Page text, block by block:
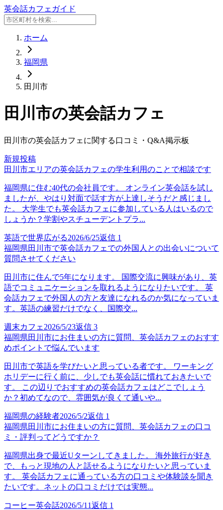
英会話カフェガイド
ホーム
福岡県
田川市
田川市の英会話カフェ
田川市の英会話カフェに関する口コミ・Q&A掲示板
新規投稿
田川市エリアの英会話カフェの学生利用のことで相談です
福岡県に住む40代の会社員です。 オンライン英会話を試し
ましたが、やはり対面で話す方が上達しそうだと感じまし
た。 大学生でも英会話カフェに参加している人はいるので
しょうか？学割やスチューデントプラ...
英語で世界広がる2026/6/25返信 1
福岡県田川市で英会話カフェでの外国人との出会いについて
質問させてください
田川市に住んで5年になります。 国際交流に興味があり、英
語でコミュニケーションを取れるようになりたいです。 英
会話カフェで外国人の方と友達になれるのか気になっていま
す。英語の練習だけでなく、国際交...
週末カフェ 2026/5/23返信 3
福岡県田川市にお住まいの方に質問、英会話カフェのおすす
めポイントで悩んでいます
田川市で英語を学びたいと思っている者です。 ワーキング
ホリデーに行く前に、少しでも英会話に慣れておきたいで
す。 この辺りでおすすめの英会話カフェはどこでしょう
か？初めてなので、雰囲気が良くて通いや...
福岡県の経験者2026/5/2返信 1
福岡県田川市にお住まいの方に質問、英会話カフェの口コ
ミ・評判ってどうですか？
福岡県出身で最近Uターンしてきました。 海外旅行が好き
で、もっと現地の人と話せるようになりたいと思っていま
す。 英会話カフェに通っている方の口コミや体験談を聞き
たいです。ネットの口コミだけでは実態...
コーヒー英会話2026/5/11返信 1